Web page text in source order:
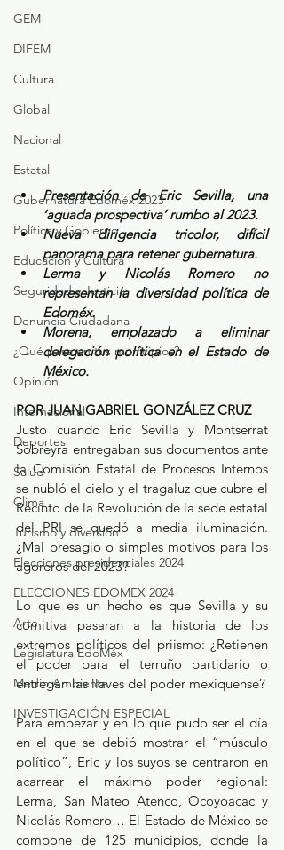
GEM
DIFEM
Cultura
Global
Nacional
Estatal
Gubernatura Edoméx 2023
Política y Gobierno
Educación y Cultura
Seguridad y Justicia
Denuncia Ciudadana
¿Qué pasa en tus municipios?
Opinión
Internacional
Deportes
Salud
Clima
Turismo y diversión
Elecciones presidenciales 2024
ELECCIONES EDOMEX 2024
Arte
Legislatura EdoMéx
Medio Ambiente
INVESTIGACIÓN ESPECIAL
Presentación de Eric Sevilla, una
‘aguada prospectiva’ rumbo al 2023.
Nueva dirigencia tricolor, difícil
panorama para retener gubernatura.
Lerma y Nicolás Romero no
representan la diversidad política de
Edoméx.
Morena, emplazado a eliminar
delegación política en el Estado de
México.
POR JUAN GABRIEL GONZÁLEZ CRUZ
Justo cuando Eric Sevilla y Montserrat
Sobreyra entregaban sus documentos ante
la Comisión Estatal de Procesos Internos
se nubló el cielo y el tragaluz que cubre el
Recinto de la Revolución de la sede estatal
del PRI se quedó a media iluminación.
¿Mal presagio o simples motivos para los
agoreros del 2023?
Lo que es un hecho es que Sevilla y su
comitiva pasaran a la historia de los
extremos políticos del priismo: ¿Retienen
el poder para el terruño partidario o
entregan las llaves del poder mexiquense?
Para empezar y en lo que pudo ser el día
en el que se debió mostrar el “músculo
político”, Eric y los suyos se centraron en
acarrear el máximo poder regional:
Lerma, San Mateo Atenco, Ocoyoacac y
Nicolás Romero… El Estado de México se
compone de 125 municipios, donde la